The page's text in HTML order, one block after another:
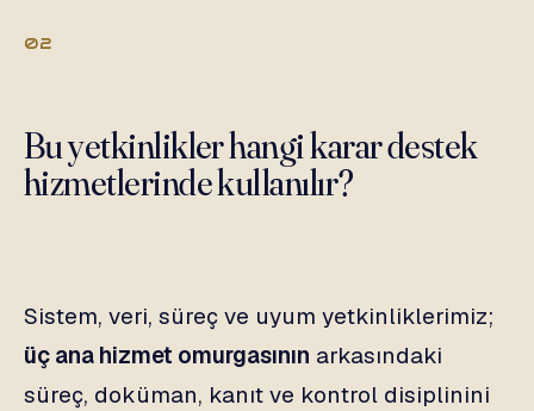
02
Bu yetkinlikler hangi karar destek
hizmetlerinde kullanılır?
Sistem, veri, süreç ve uyum yetkinliklerimiz;
üç ana hizmet omurgasının arkasındaki
süreç, doküman, kanıt ve kontrol disiplinini